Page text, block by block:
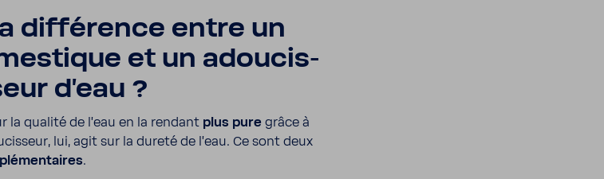
diffé­rence entre un
et un adou­cis­
d'eau ?
la qualité de l’eau en la rendant plus pure grâce à
lui, agit sur la dureté de l’eau. Ce sont deux
.